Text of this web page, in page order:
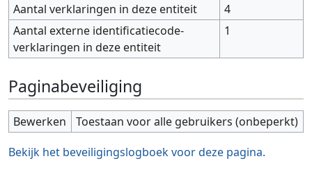
Aantal verklaringen in deze entiteit
4
Aantal externe identificatiecode-
verklaringen in deze entiteit
1
Paginabeveiliging
Bewerken
Toestaan voor alle gebruikers (onbeperkt)
Bekijk het beveiligingslogboek voor deze pagina.